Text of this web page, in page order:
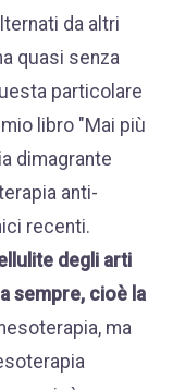
da altri
quasi senza
particolare
libro "Mai più
dimagrante
anti-
degli arti
sempre, cioè la